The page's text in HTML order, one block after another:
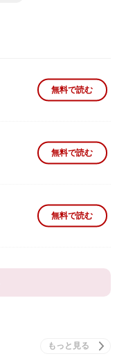
無料で読む
無料で読む
無料で読む